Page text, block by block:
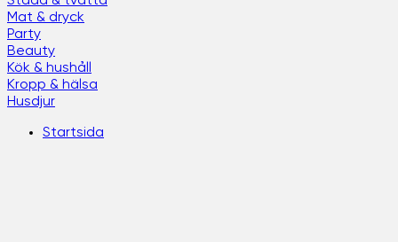
Mat & dryck
Party
Beauty
Kök & hushåll
Kropp & hälsa
Husdjur
Startsida